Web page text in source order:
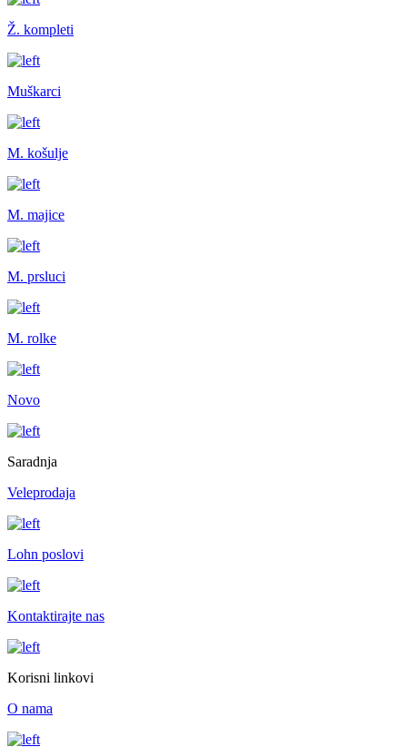
Ž. kompleti
Muškarci
M. košulje
M. majice
M. prsluci
M. rolke
Novo
Saradnja
Veleprodaja
Lohn poslovi
Kontaktirajte nas
Korisni linkovi
O nama